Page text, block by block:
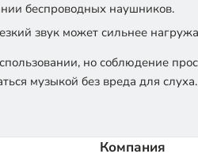
беспроводных наушников.
звук может сильнее
но соблюдение
музыкой без вреда для слуха.
Компания